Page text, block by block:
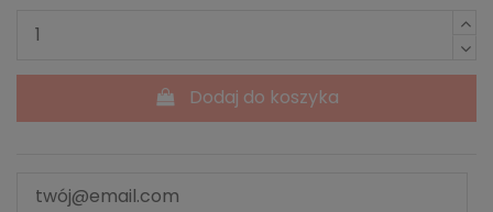
Dodaj do koszyka